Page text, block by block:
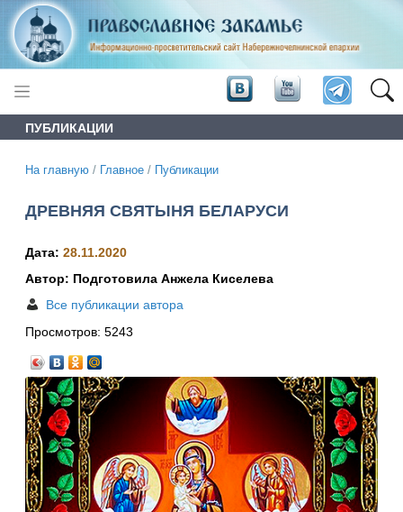
ПУБЛИКАЦИИ
На главную / Главное / Публикации
ДРЕВНЯЯ СВЯТЫНЯ БЕЛАРУСИ
Дата: 28.11.2020
Автор: Подготовила Анжела Киселева
Все публикации автора
Просмотров: 5243